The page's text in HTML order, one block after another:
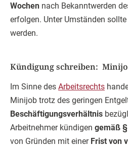
Wochen nach Bekanntwerden
erfolgen. Unter Umständen
werden.
Kündigung schreiben:
Im Sinne des Arbeitsrechts
Minijob trotz des geringen
Beschäftigungsverhältnis
Arbeitnehmer kündigen gemäß
von Gründen mit einer Frist von